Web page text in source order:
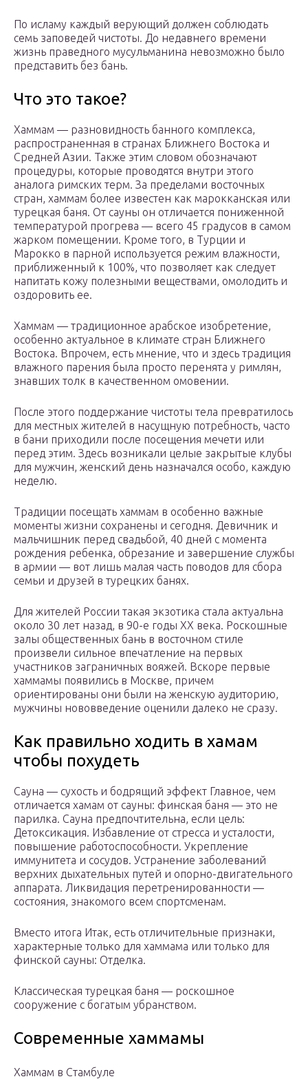
По исламу каждый верующий должен соблюдать
семь заповедей чистоты. До недавнего времени
жизнь праведного мусульманина невозможно было
представить без бань.
Что это такое?
Хаммам — разновидность банного комплекса,
распространенная в странах Ближнего Востока и
Средней Азии. Также этим словом обозначают
процедуры, которые проводятся внутри этого
аналога римских терм. За пределами восточных
стран, хаммам более известен как марокканская или
турецкая баня. От сауны он отличается пониженной
температурой прогрева — всего 45 градусов в самом
жарком помещении. Кроме того, в Турции и
Марокко в парной используется режим влажности,
приближенный к 100%, что позволяет как следует
напитать кожу полезными веществами, омолодить и
оздоровить ее.
Хаммам — традиционное арабское изобретение,
особенно актуальное в климате стран Ближнего
Востока. Впрочем, есть мнение, что и здесь традиция
влажного парения была просто перенята у римлян,
знавших толк в качественном омовении.
После этого поддержание чистоты тела превратилось
для местных жителей в насущную потребность, часто
в бани приходили после посещения мечети или
перед этим. Здесь возникали целые закрытые клубы
для мужчин, женский день назначался особо, каждую
неделю.
Традиции посещать хаммам в особенно важные
моменты жизни сохранены и сегодня. Девичник и
мальчишник перед свадьбой, 40 дней с момента
рождения ребенка, обрезание и завершение службы
в армии — вот лишь малая часть поводов для сбора
семьи и друзей в турецких банях.
Для жителей России такая экзотика стала актуальна
около 30 лет назад, в 90-е годы XX века. Роскошные
залы общественных бань в восточном стиле
произвели сильное впечатление на первых
участников заграничных вояжей. Вскоре первые
хаммамы появились в Москве, причем
ориентированы они были на женскую аудиторию,
мужчины нововведение оценили далеко не сразу.
Как правильно ходить в хамам
чтобы похудеть
Сауна — сухость и бодрящий эффект Главное, чем
отличается хамам от сауны: финская баня — это не
парилка. Сауна предпочтительна, если цель:
Детоксикация. Избавление от стресса и усталости,
повышение работоспособности. Укрепление
иммунитета и сосудов. Устранение заболеваний
верхних дыхательных путей и опорно-двигательного
аппарата. Ликвидация перетренированности —
состояния, знакомого всем спортсменам.
Вместо итога Итак, есть отличительные признаки,
характерные только для хаммама или только для
финской сауны: Отделка.
Классическая турецкая баня — роскошное
сооружение с богатым убранством.
Современные хаммамы
Хаммам в Стамбуле